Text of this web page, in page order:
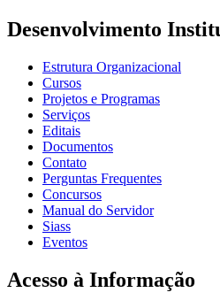
Desenvolvimento
Estrutura Organizacional
Cursos
Projetos e Programas
Serviços
Editais
Documentos
Contato
Perguntas Frequentes
Concursos
Manual do Servidor
Siass
Eventos
Acesso à Informação